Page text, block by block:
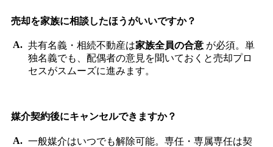
売却を家族に相談したほうがいいですか？
共有名義・相続不動産は家族全員の合意 が必須。単
独名義でも、配偶者の意見を聞いておくと売却プロ
セスがスムーズに進みます。
媒介契約後にキャンセルできますか？
一般媒介はいつでも解除可能。専任・専属専任は契